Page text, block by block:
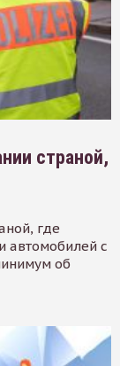
страной,
где
автомобилей с
об